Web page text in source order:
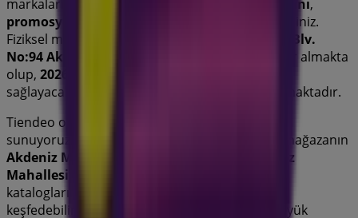
markalarından biri olan
fırsatlarını,
promosyonlarını
keşfedebilirsiniz.
Fiziksel mağazamız
Akdeniz Mah. Cumhuriyet Blv.
No:94 Akdeniz Mahallesi
adresinde yer almakta
olup, 2026 Ağustos
sağlayacak geniş bir kaliteli ürün yelpazesi sunmaktadır.
Tiendeo olarak,
sunuyoruz: çalışma saatleri, özel indirimler ve mağazanın
Akdeniz Mah. Cumhuriyet Blv. No:94 Akdeniz
Mahallesi
kataloglarına erişebilir, en son promosyonları
keşfedebilir ve
’deki alışverişlerinizde büyük